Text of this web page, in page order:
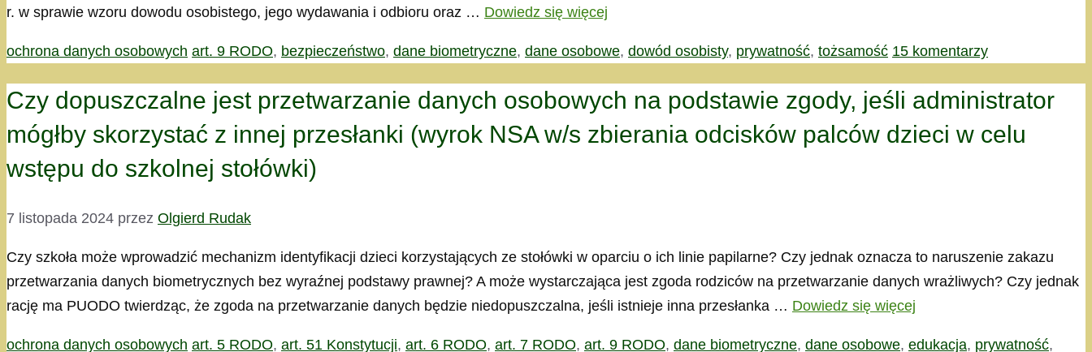
r. w sprawie wzoru dowodu osobistego, jego wydawania i odbioru oraz … Dowiedz się więcej
Kategorie
ochrona danych osobowych Tagi
art. 9 RODO, bezpieczeństwo, dane biometryczne, dane osobowe, dowód osobisty, prywatność, tożsamość 15 komentarzy
Czy dopuszczalne jest przetwarzanie danych osobowych na podstawie zgody, jeśli administrator
mógłby skorzystać z innej przesłanki (wyrok NSA w/s zbierania odcisków palców dzieci w celu
wstępu do szkolnej stołówki)
7 listopada 2024 przez Olgierd Rudak
Czy szkoła może wprowadzić mechanizm identyfikacji dzieci korzystających ze stołówki w oparciu o ich linie papilarne? Czy jednak oznacza to naruszenie zakazu
przetwarzania danych biometrycznych bez wyraźnej podstawy prawnej? A może wystarczająca jest zgoda rodziców na przetwarzanie danych wrażliwych? Czy jednak
rację ma PUODO twierdząc, że zgoda na przetwarzanie danych będzie niedopuszczalna, jeśli istnieje inna przesłanka … Dowiedz się więcej
Kategorie
ochrona danych osobowych Tagi
art. 5 RODO, art. 51 Konstytucji, art. 6 RODO, art. 7 RODO, art. 9 RODO, dane biometryczne, dane osobowe, edukacja, prywatność,